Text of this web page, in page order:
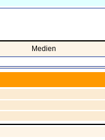
Medien